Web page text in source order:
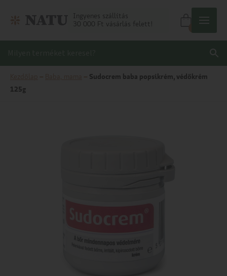
Ingyenes szállítás
30 000 Ft vásárlás felett!
Sudocrem baba popsikrém, védőkrém
125g